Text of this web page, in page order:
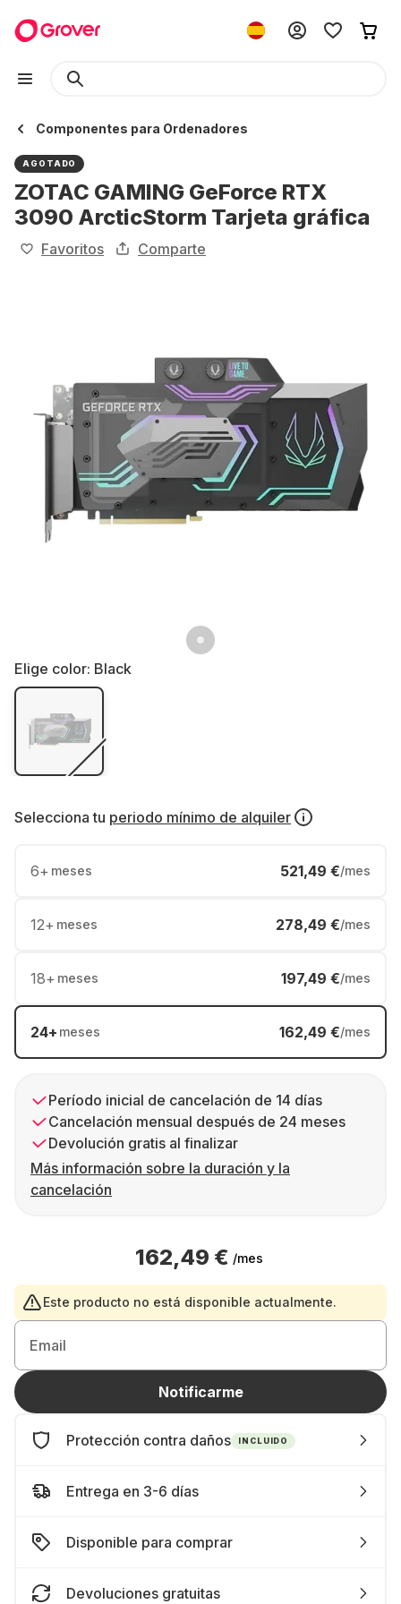
Componentes para Ordenadores
AGOTADO
ZOTAC GAMING GeForce RTX
3090 ArcticStorm Tarjeta gráfica
Favoritos Comparte
Elige color: Black
Selecciona tu periodo mínimo de alquiler
6+ meses 521,49 €/mes
12+ meses 278,49 €/mes
18+ meses 197,49 €/mes
24+ meses 162,49 €/mes
Período inicial de cancelación de 14 días
Cancelación mensual después de 24 meses
Devolución gratis al finalizar
Más información sobre la duración y la
cancelación
162,49 € /mes
Este producto no está disponible actualmente.
Email
Notificarme
Protección contra daños INCLUIDO
Entrega en 3-6 días
Disponible para comprar
Devoluciones gratuitas